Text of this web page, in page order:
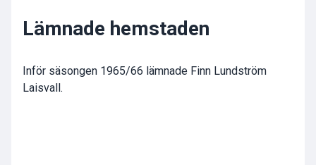
Lämnade hemstaden
Inför säsongen 1965/66 lämnade Finn Lundström
Laisvall.